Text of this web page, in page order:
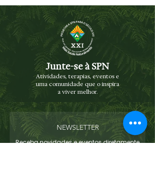
Junte-se à SPN
Atividades, terapias, eventos e
uma comunidade que o inspira
a viver melhor.
NEWSLETTER
Receba novidades e eventos diretamente